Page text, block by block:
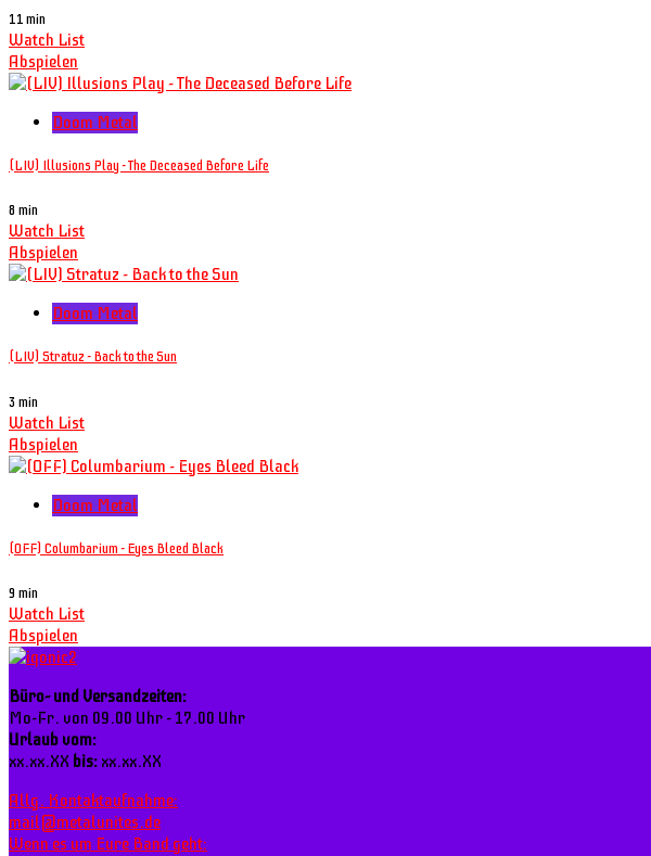
11 min
Watch List
Abspielen
Doom Metal
(LIV) Illusions Play - The Deceased Before Life
8 min
Watch List
Abspielen
Doom Metal
(LIV) Stratuz - Back to the Sun
3 min
Watch List
Abspielen
Doom Metal
(OFF) Columbarium - Eyes Bleed Black
9 min
Watch List
Abspielen
Büro- und Versandzeiten:
Mo-Fr. von 09.00 Uhr - 17.00 Uhr
Urlaub vom:
xx.xx.XX bis: xx.xx.XX
Allg. Kontaktaufnahme:
mail@metalunites.de
Wenn es um Eure Band geht: